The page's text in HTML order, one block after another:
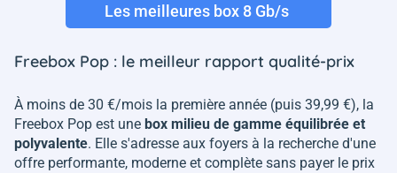
Les meilleures box 8 Gb/s
Freebox Pop : le meilleur rapport qualité-prix
À moins de 30 €/mois la première année (puis 39,99 €), la
Freebox Pop est une box milieu de gamme équilibrée et
polyvalente. Elle s'adresse aux foyers à la recherche d'une
offre performante, moderne et complète sans payer le prix